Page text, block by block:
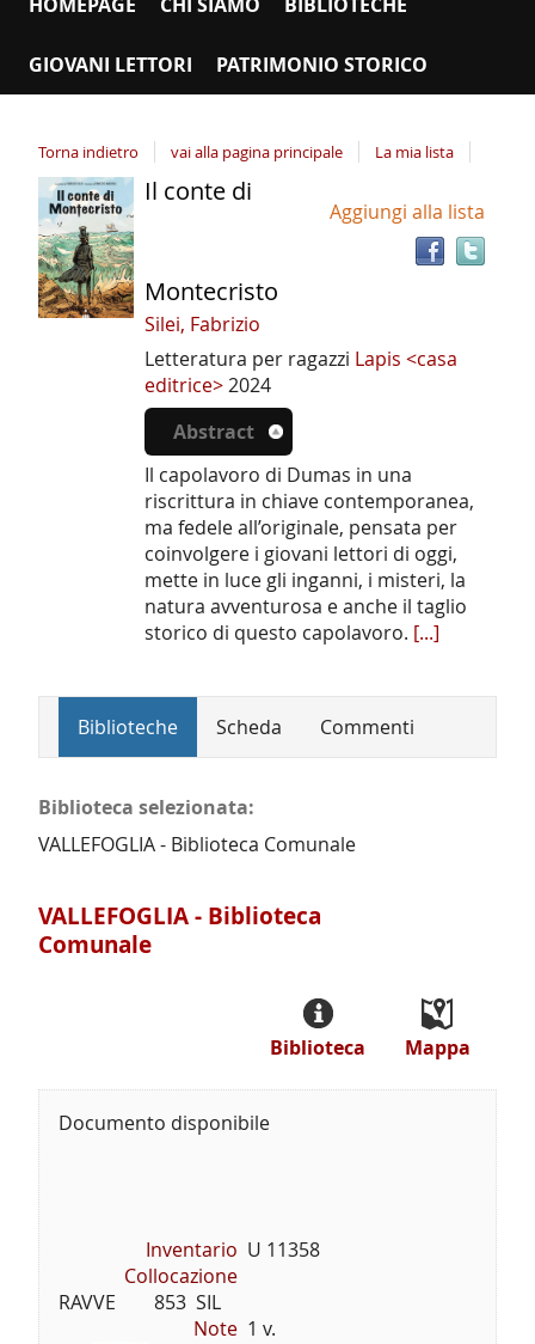
GIOVANI LETTORI PATRIMONIO STORICO
Torna indietro vai alla pagina principale La mia lista
Dettaglio
del
documento
Aggiungi alla lista
Il conte di
Montecristo
Silei, Fabrizio
Letteratura per ragazzi Lapis <casa
editrice>2024
Abstract
Il capolavoro di Dumas in una
riscrittura in chiave contemporanea,
ma fedele all’originale, pensata per
coinvolgere i giovani lettori di oggi,
mette in luce gli inganni, i misteri, la
natura avventurosa e anche il taglio
storico di questo capolavoro. [...]
Biblioteche Scheda Commenti
Biblioteca selezionata:
VALLEFOGLIA - Biblioteca Comunale
VALLEFOGLIA - Biblioteca
Comunale
Mappa
Biblioteca
Documento disponibile
Inventario U 11358
Collocazione
RAVVE        853  SIL
Note 1 v.